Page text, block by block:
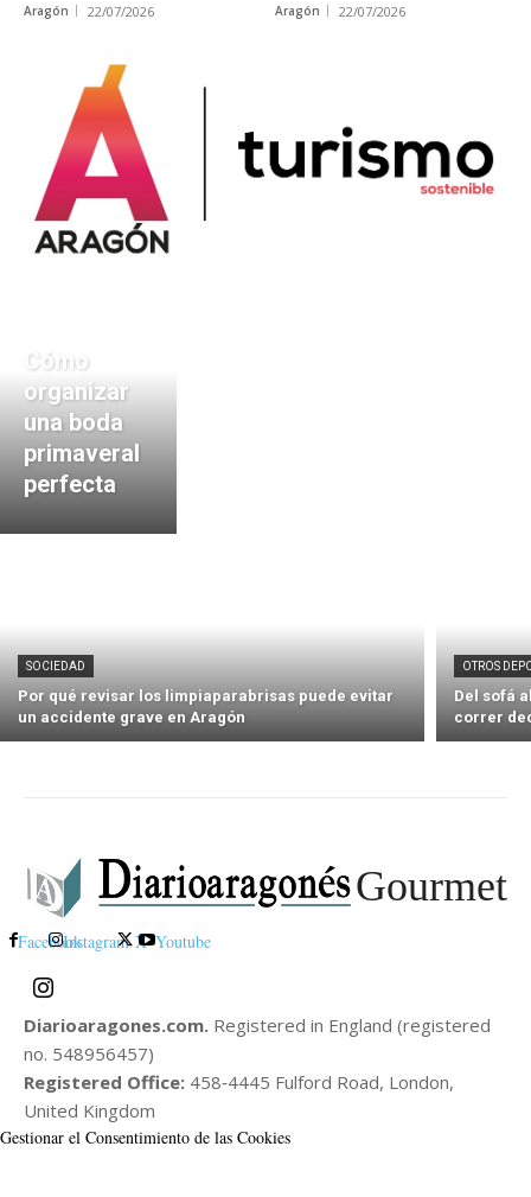
Aragón 22/07/2026 Aragón 22/07/2026
Cómo
organizar
una boda
primaveral
perfecta
SOCIEDAD
Por qué revisar los limpiaparabrisas puede evitar
un accidente grave en Aragón
OTROS
Del sofá
correr
Gourmet
FacebookInstagram X Youtube
Diarioaragones.com. Registered in England (registered
no. 548956457)
Registered Office: 458‑4445 Fulford Road, London,
United Kingdom
Gestionar el Consentimiento de las Cookies